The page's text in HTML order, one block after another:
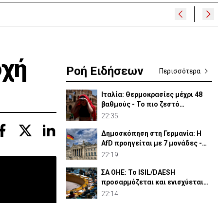
Ροή Ειδήσεων Περισσότερα
Ιταλία: Θερμοκρασίες μέχρι 48
βαθμούς - Το πιο ζεστό
καλοκαίρι των 100 χρόνων
22:35
Δημοσκόπηση στη Γερμανία: Η
AfD προηγείται με 7 μονάδες -
Διεύρυνε τη διαφορά
22:19
ΣΑ ΟΗΕ: Το ISIL/DAESH
προσαρμόζεται και ενισχύεται
στην Αφρική - Πώς απειλεί
22:14